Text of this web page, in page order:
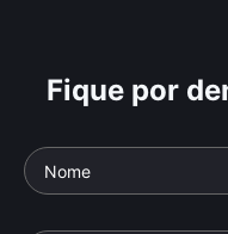
Fique por